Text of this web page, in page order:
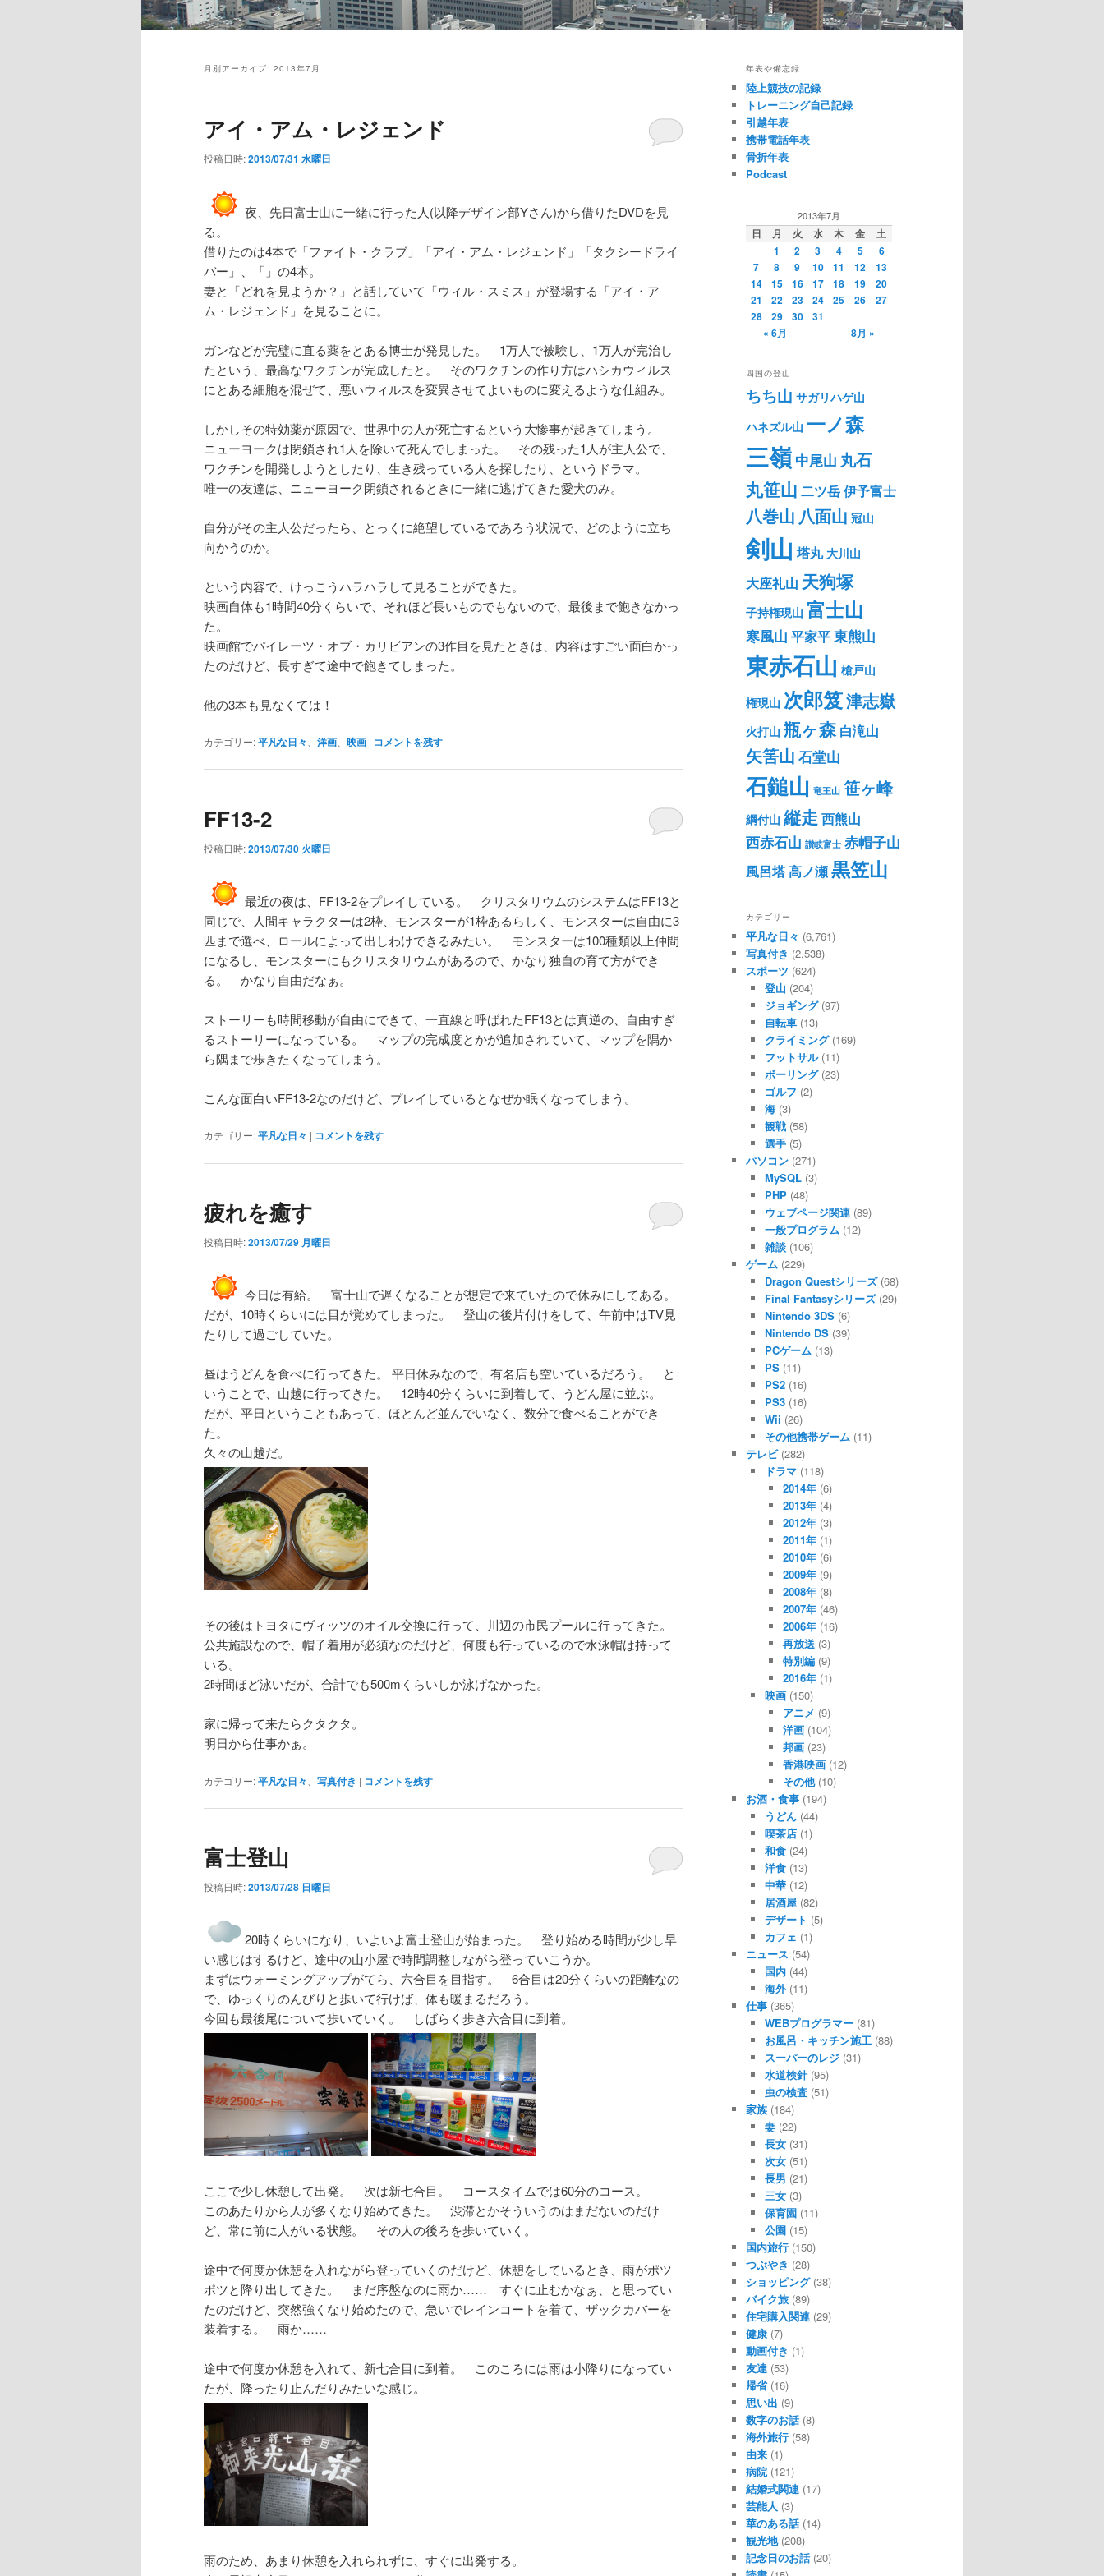
月別アーカイブ: 2013年7月
アイ・アム・レジェンド
投稿日時:2013/07/31 水曜日
夜、先日富士山に一緒に行った人(以降デザイン部Yさん)から借りたDVDを見
る。
借りたのは4本で「ファイト・クラブ」「アイ・アム・レジェンド」「タクシードライ
バー」、「」の4本。
妻と「どれを見ようか？」と話していて「ウィル・スミス」が登場する「アイ・ア
ム・レジェンド」を見ることに。
ガンなどが完璧に直る薬をとある博士が発見した。 1万人で被験し、1万人が完治し
たという、最高なワクチンが完成したと。 そのワクチンの作り方はハシカウィルス
にとある細胞を混ぜて、悪いウィルスを変異させてよいものに変えるような仕組み。
しかしその特効薬が原因で、世界中の人が死亡するという大惨事が起きてしまう。
ニューヨークは閉鎖され1人を除いて死んでしまった。 その残った1人が主人公で、
ワクチンを開発しようとしたり、生き残っている人を探したり、というドラマ。
唯一の友達は、ニューヨーク閉鎖されるときに一緒に逃げてきた愛犬のみ。
自分がその主人公だったら、とっくに絶望しているであろう状況で、どのように立ち
向かうのか。
という内容で、けっこうハラハラして見ることができた。
映画自体も1時間40分くらいで、それほど長いものでもないので、最後まで飽きなかっ
た。
映画館でパイレーツ・オブ・カリビアンの3作目を見たときは、内容はすごい面白かっ
たのだけど、長すぎて途中で飽きてしまった。
他の3本も見なくては！
カテゴリー:平凡な日々 洋画 映画 | コメントを残す
FF13-2
投稿日時:2013/07/30 火曜日
最近の夜は、FF13-2をプレイしている。 クリスタリウムのシステムはFF13と
同じで、人間キャラクターは2枠、モンスターが1枠あるらしく、モンスターは自由に3
匹まで選べ、ロールによって出しわけできるみたい。 モンスターは100種類以上仲間
になるし、モンスターにもクリスタリウムがあるので、かなり独自の育て方ができ
る。 かなり自由だなぁ。
ストーリーも時間移動が自由にできて、一直線と呼ばれたFF13とは真逆の、自由すぎ
るストーリーになっている。 マップの完成度とかが追加されていて、マップを隅か
ら隅まで歩きたくなってしまう。
こんな面白いFF13-2なのだけど、プレイしているとなぜか眠くなってしまう。
カテゴリー:平凡な日々 | コメントを残す
疲れを癒す
投稿日時:2013/07/29 月曜日
今日は有給。 富士山で遅くなることが想定で来ていたので休みにしてある。
だが、10時くらいには目が覚めてしまった。 登山の後片付けをして、午前中はTV見
たりして過ごしていた。
昼はうどんを食べに行ってきた。 平日休みなので、有名店も空いているだろう。 と
いうことで、山越に行ってきた。 12時40分くらいに到着して、うどん屋に並ぶ。
だが、平日ということもあって、ほとんど並んでいなく、数分で食べることができ
た。
久々の山越だ。
その後はトヨタにヴィッツのオイル交換に行って、川辺の市民プールに行ってきた。
公共施設なので、帽子着用が必須なのだけど、何度も行っているので水泳帽は持って
いる。
2時間ほど泳いだが、合計でも500mくらいしか泳げなかった。
家に帰って来たらクタクタ。
明日から仕事かぁ。
カテゴリー:平凡な日々 写真付き | コメントを残す
富士登山
投稿日時:2013/07/28 日曜日
20時くらいになり、いよいよ富士登山が始まった。 登り始める時間が少し早
い感じはするけど、途中の山小屋で時間調整しながら登っていこうか。
まずはウォーミングアップがてら、六合目を目指す。 6合目は20分くらいの距離なの
で、ゆっくりのんびりと歩いて行けば、体も暖まるだろう。
今回も最後尾について歩いていく。 しばらく歩き六合目に到着。
ここで少し休憩して出発。 次は新七合目。 コースタイムでは60分のコース。
このあたりから人が多くなり始めてきた。 渋滞とかそういうのはまだないのだけ
ど、常に前に人がいる状態。 その人の後ろを歩いていく。
途中で何度か休憩を入れながら登っていくのだけど、休憩をしているとき、雨がポツ
ポツと降り出してきた。 まだ序盤なのに雨か…… すぐに止むかなぁ、と思ってい
たのだけど、突然強くなり始めたので、急いでレインコートを着て、ザックカバーを
装着する。 雨か……
途中で何度か休憩を入れて、新七合目に到着。 このころには雨は小降りになってい
たが、降ったり止んだりみたいな感じ。
雨のため、あまり休憩を入れられずに、すぐに出発する。
年表や備忘録
陸上競技の記録
トレーニング自己記録
引越年表
携帯電話年表
骨折年表
Podcast
2013年7月
日 月 火 水 木 金
土
1
2 3 4 5
6
7
8 9 10 11 12
13
14
15 16 17 18 19
20
21
22 23 24 25 26
27
28
29 30
31
« 6月
8月 »
四国の登山
ちち山 サガリハゲ山
ハネズル山 一ノ森
三嶺 中尾山 丸石
丸笹山 二ツ岳伊予富士
八巻山 八面山 冠山
剣山 塔丸 大川山
大座礼山 天狗塚
子持権現山 富士山
寒風山 平家平東熊山
東赤石山 槍戸山
権現山 次郎笈津志嶽
火打山 瓶ヶ森 白滝山
矢筈山 石堂山
石鎚山 竜王山 笹ヶ峰
綱付山 縦走西熊山
西赤石山 讃岐富士 赤帽子山
風呂塔高ノ瀬黒笠山
カテゴリー
平凡な日々 (6,761)
写真付き (2,538)
スポーツ (624)
登山 (204)
ジョギング(97)
自転車(13)
クライミング(169)
フットサル(11)
ボーリング(23)
ゴルフ (2)
海(3)
観戦(58)
選手(5)
パソコン (271)
MySQL(3)
PHP(48)
ウェブページ関連(89)
一般プログラム (12)
雑談(106)
ゲーム (229)
Dragon Questシリーズ(68)
Final Fantasyシリーズ(29)
Nintendo 3DS(6)
Nintendo DS(39)
PCゲーム (13)
PS(11)
PS2(16)
PS3(16)
Wii (26)
その他携帯ゲーム (11)
テレビ(282)
ドラマ(118)
2014年 (6)
2013年 (4)
2012年 (3)
2011年 (1)
2010年 (6)
2009年 (9)
2008年 (8)
2007年 (46)
2006年 (16)
再放送 (3)
特別編 (9)
2016年 (1)
映画(150)
アニメ (9)
洋画 (104)
邦画 (23)
香港映画 (12)
その他(10)
お酒・食事 (194)
うどん(44)
喫茶店(1)
和食(24)
洋食(13)
中華(12)
居酒屋(82)
デザート (5)
カフェ (1)
ニュース (54)
国内(44)
海外(11)
仕事 (365)
WEBプログラマー(81)
お風呂・キッチン施工(88)
スーパーのレジ(31)
水道検針(95)
虫の検査(51)
家族 (184)
妻(22)
長女(31)
次女(51)
長男 (21)
三女(3)
保育園(11)
公園(15)
国内旅行 (150)
つぶやき (28)
ショッピング(38)
バイク旅 (89)
住宅購入関連 (29)
健康 (7)
動画付き (1)
友達 (53)
帰省(16)
思い出 (9)
数字のお話 (8)
海外旅行 (58)
由来 (1)
病院 (121)
結婚式関連 (17)
芸能人 (3)
華のある話 (14)
観光地(208)
記念日のお話 (20)